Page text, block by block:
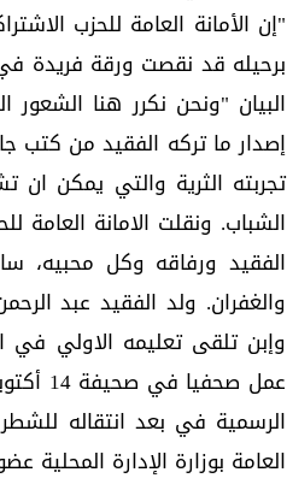
"إن الأمانة العامة للحزب
برحيله قد نقصت ورقة فريدة في
البيان "ونحن نكرر هنا
إصدار ما تركه الفقيد من كتب
تجربته الثرية والتي يمكن ان
الشباب. ونقلت الامانة العامة
الفقيد ورفاقه وكل محبيه،
وإبن تلقى تعليمه الاولي
عمل
الرسمية في بعد انتقاله للشطر
العامة بوزارة الإدارة المحلية